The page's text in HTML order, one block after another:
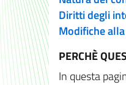
Diritti degli
Modifiche
PERCHÈ
In questa